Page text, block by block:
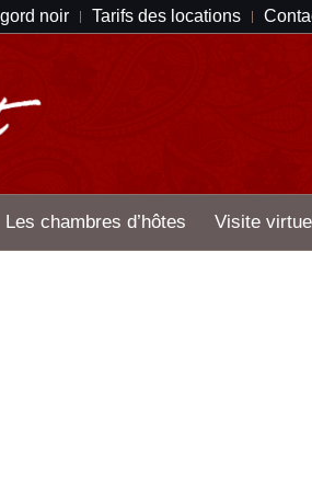
noir Tarifs des locations
Les chambres d’hôtes Visite